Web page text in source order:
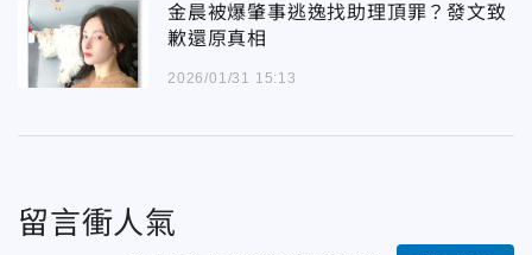
金晨被爆肇事逃逸找助理頂罪？發文致
歉還原真相
2026/01/31 15:13
留言衝人氣